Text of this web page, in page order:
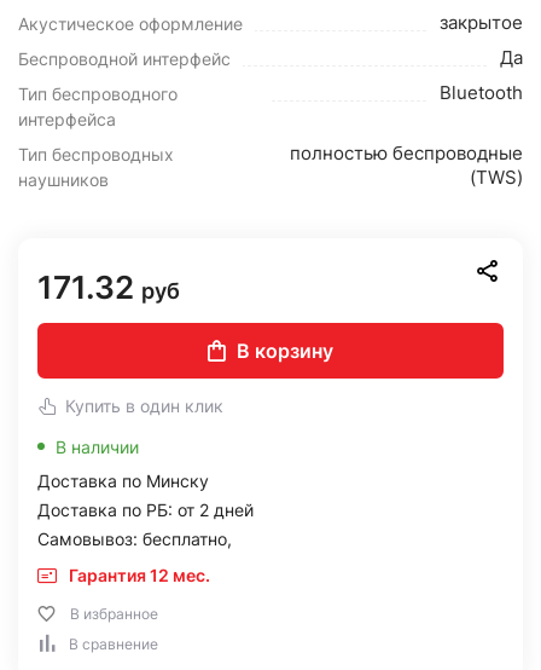
Акустическое оформление закрытое
Беспроводной интерфейс Да
Тип беспроводного
интерфейса
Bluetooth
Тип беспроводных
наушников
полностью беспроводные
(TWS)
171.32 руб
В корзину
Купить в один клик
В наличии
Доставка по Минску
Доставка по РБ: от 2 дней
Самовывоз: бесплатно,
Гарантия 12 мес.
В избранное
В сравнение